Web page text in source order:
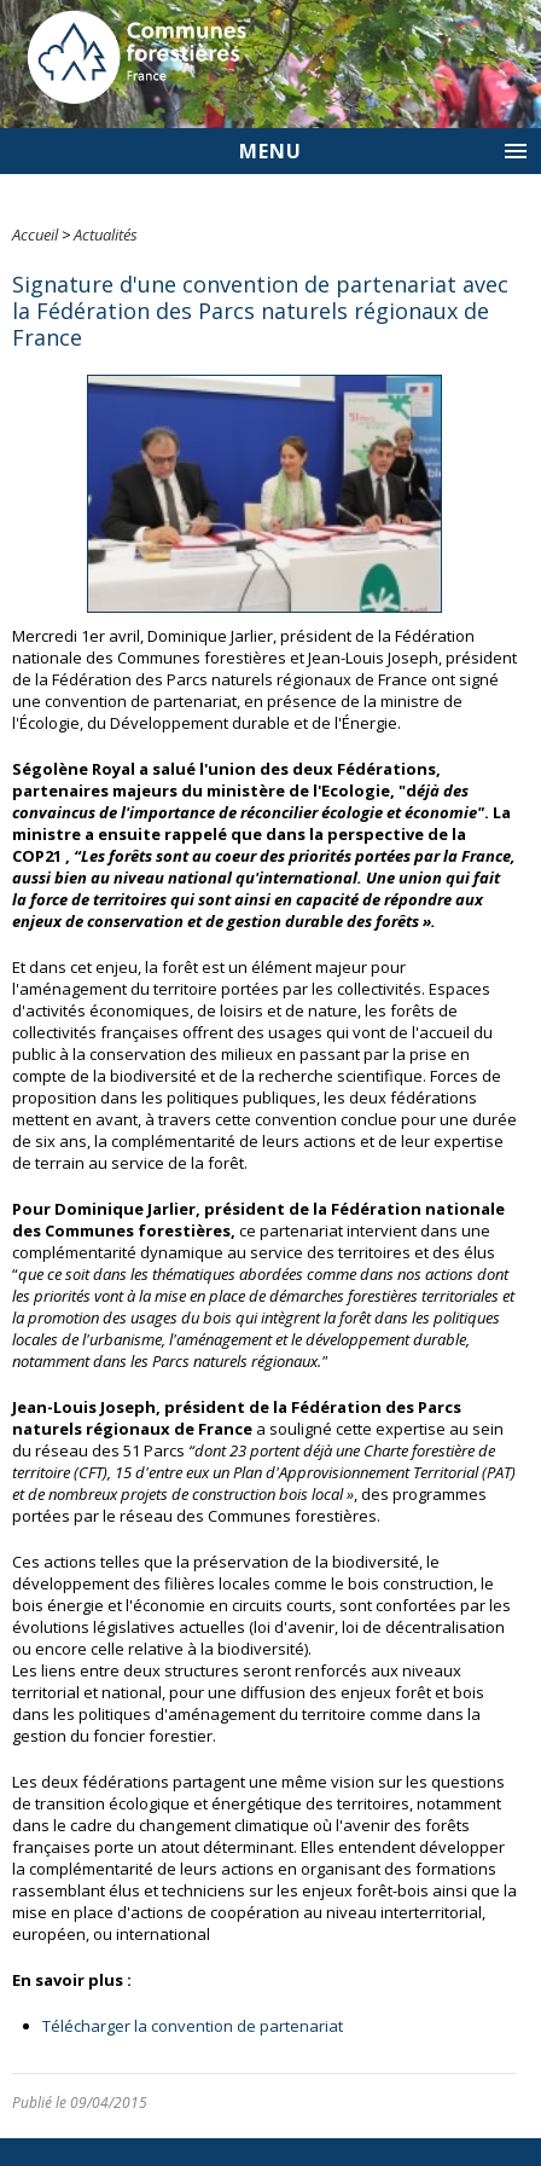
MENU
Accueil>Actualités
Signature d'une convention de partenariat avec
la Fédération des Parcs naturels régionaux de
France
Mercredi 1er avril, Dominique Jarlier, président de la Fédération
nationale des Communes forestières et Jean-Louis Joseph, président
de la Fédération des Parcs naturels régionaux de France ont signé
une convention de partenariat, en présence de la ministre de
l'Écologie, du Développement durable et de l'Énergie.
Ségolène Royal a salué l'union des deux Fédérations,
partenaires majeurs du ministère de l'Ecologie, "déjà des
convaincus de l'importance de réconcilier écologie et économie". La
ministre a ensuite rappelé que dans la perspective de la
COP21 , “Les forêts sont au coeur des priorités portées par la France,
aussi bien au niveau national qu'international. Une union qui fait
la force de territoires qui sont ainsi en capacité de répondre aux
enjeux de conservation et de gestion durable des forêts ».
Et dans cet enjeu, la forêt est un élément majeur pour
l'aménagement du territoire portées par les collectivités. Espaces
d'activités économiques, de loisirs et de nature, les forêts de
collectivités françaises offrent des usages qui vont de l'accueil du
public à la conservation des milieux en passant par la prise en
compte de la biodiversité et de la recherche scientifique. Forces de
proposition dans les politiques publiques, les deux fédérations
mettent en avant, à travers cette convention conclue pour une durée
de six ans, la complémentarité de leurs actions et de leur expertise
de terrain au service de la forêt.
Pour Dominique Jarlier, président de la Fédération nationale
des Communes forestières, ce partenariat intervient dans une
complémentarité dynamique au service des territoires et des élus
“que ce soit dans les thématiques abordées comme dans nos actions dont
les priorités vont à la mise en place de démarches forestières territoriales et
la promotion des usages du bois qui intègrent la forêt dans les politiques
locales de l'urbanisme, l'aménagement et le développement durable,
notamment dans les Parcs naturels régionaux."
Jean-Louis Joseph, président de la Fédération des Parcs
naturels régionaux de France a souligné cette expertise au sein
du réseau des 51 Parcs “dont 23 portent déjà une Charte forestière de
territoire (CFT), 15 d'entre eux un Plan d'Approvisionnement Territorial (PAT)
et de nombreux projets de construction bois local » , des programmes
portées par le réseau des Communes forestières.
Ces actions telles que la préservation de la biodiversité, le
développement des filières locales comme le bois construction, le
bois énergie et l'économie en circuits courts, sont confortées par les
évolutions législatives actuelles (loi d'avenir, loi de décentralisation
ou encore celle relative à la biodiversité).
Les liens entre deux structures seront renforcés aux niveaux
territorial et national, pour une diffusion des enjeux forêt et bois
dans les politiques d'aménagement du territoire comme dans la
gestion du foncier forestier.
Les deux fédérations partagent une même vision sur les questions
de transition écologique et énergétique des territoires, notamment
dans le cadre du changement climatique où l'avenir des forêts
françaises porte un atout déterminant. Elles entendent développer
la complémentarité de leurs actions en organisant des formations
rassemblant élus et techniciens sur les enjeux forêt-bois ainsi que la
mise en place d'actions de coopération au niveau interterritorial,
européen, ou international
En savoir plus :
Télécharger la convention de partenariat
Publié le 09/04/2015